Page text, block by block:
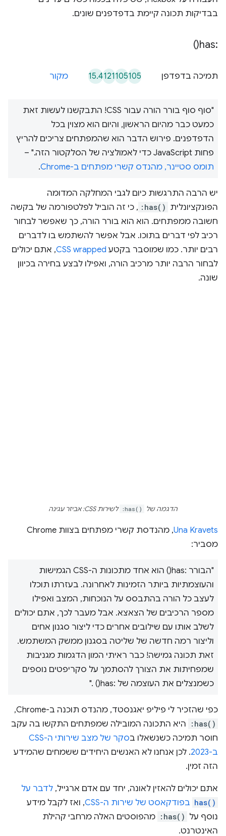
בבדיקות תכונה קיימת בדפדפנים שונים.
:
has(
)
תמיכה בדפדפן 105
105
121
15.4 מקור
"סוף סוף בורר הורה עבור CSS! התבקשנו לעשות זאת
כמעט כבר מהיום הראשון, והיום הוא מצוין בכל
הדפדפנים. פירוש הדבר הוא שהמפתחים צריכים להריץ
פחות JavaScript כדי לאמולציה של הסלקטור הזה." –
תומס סטיינר, מהנדס קשרי מפתחים ב-Chrome
.
יש הרבה התרגשות כיום לגבי המחלקה המדומה
הפונקציונלית :has() , כי זה הוביל לפלטפורמה של בקשה
חשובה ממפתחים. הוא הוא בורר הורה, כך שאפשר לבחור
רכיב לפי דברים בתוכו. אבל אפשר להשתמש בו לדברים
רבים יותר. כמו שמוסבר בקטע CSS wrapped, אתם יכולים
לבחור הרבה יותר מרכיב הורה, ואפילו לבצע בחירה בכיוון
שונה.
הדגמה של :has() לשירות CSS: אביזר עגינה
Una Kravets
, מהנדסת קשרי מפתחים בצוות Chrome
מסביר:
"הבורר :has() הוא אחד מתכונות ה-CSS הגמישות
והעוצמתיות ביותר הזמינות לאחרונה. בעזרתו תוכלו
לעצב כל הורה בהתבסס על הנוכחות, המצב ואפילו
מספר הרכיבים של הצאצא. אבל מעבר לכך, אתם יכולים
לשלב אותו עם שילובים אחרים כדי ליצור סגנון אחים
וליצור רמה חדשה של שליטה בסגנון ממשק המשתמש.
זאת תכונה גמישה! כבר ראיתי המון הדגמות מגניבות
שמפחיתות את הצורך להסתמך על סקריפטים נוספים
כשמנצלים את העוצמה של :has() ."
כפי שהזכיר לי פיליפ יאגנסטד, מהנדס תוכנה ב-Chrome,
:has()
היא התכונה המובילה שמפתחים התקשו בה עקב
חוסר תמיכה כשנשאלו ב
סקר של מצב שירותי ה-CSS
ב-2023
. לכן אנחנו לא האנשים היחידים ששמחים שהמידע
הזה זמין.
אתם יכולים להאזין לאונה, יחד עם אדם ארגייל, לדבר על
has() בפודקאסט של שירות ה-CSS
, ואז לקבל מידע
נוסף על :has() מהפוסטים האלה מרחבי קהילת
האינטרנט.